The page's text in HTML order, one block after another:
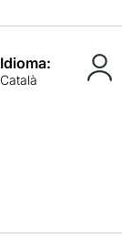
Idioma:
Català